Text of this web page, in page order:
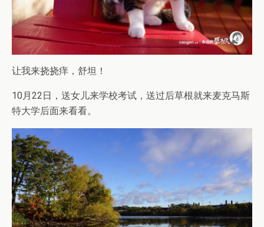
让我来挠挠痒，舒坦！
10月22日，送女儿来学校考试，送过后草根就来麦克马斯
特大学后面来看看。